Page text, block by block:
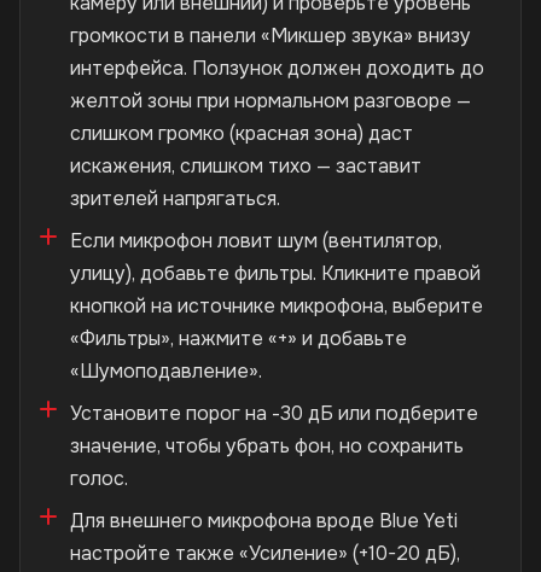
громкости в панели «Микшер звука» внизу
интерфейса. Ползунок должен доходить до
желтой зоны при нормальном разговоре —
слишком громко (красная зона) даст
искажения, слишком тихо — заставит
зрителей напрягаться.
Если микрофон ловит шум (вентилятор,
улицу), добавьте фильтры. Кликните правой
кнопкой на источнике микрофона, выберите
«Фильтры», нажмите «+» и добавьте
«Шумоподавление».
Установите порог на -30 дБ или подберите
значение, чтобы убрать фон, но сохранить
голос.
Для внешнего микрофона вроде Blue Yeti
настройте также «Усиление» (+10-20 дБ),